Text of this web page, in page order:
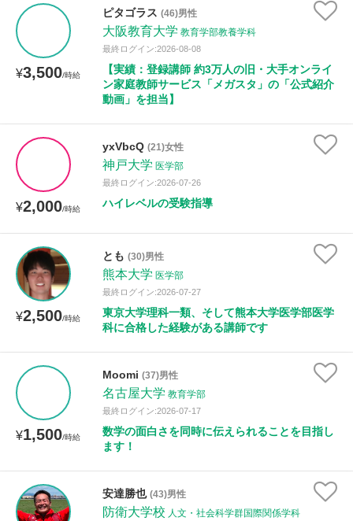
¥3,500/時給
ピタゴラス (46)男性
大阪教育大学 教育学部教養学科
最終ログイン:2026-08-08
【実績：登録講師 約3万人の旧・大手オンライ
ン家庭教師サービス「メガスタ」の「公式紹介
動画」を担当】
¥2,000/時給
yxVbcQ (21)女性
神戸大学 医学部
最終ログイン:2026-07-26
ハイレベルの受験指導
¥2,500/時給
とも (30)男性
熊本大学 医学部
最終ログイン:2026-07-27
東京大学理科一類、そして熊本大学医学部医学
科に合格した経験がある講師です
¥1,500/時給
Moomi (37)男性
名古屋大学 教育学部
最終ログイン:2026-07-17
数学の面白さを同時に伝えられることを目指し
ます！
安達勝也 (43)男性
防衛大学校 人文・社会科学群国際関係学科
年齢：18-101歳